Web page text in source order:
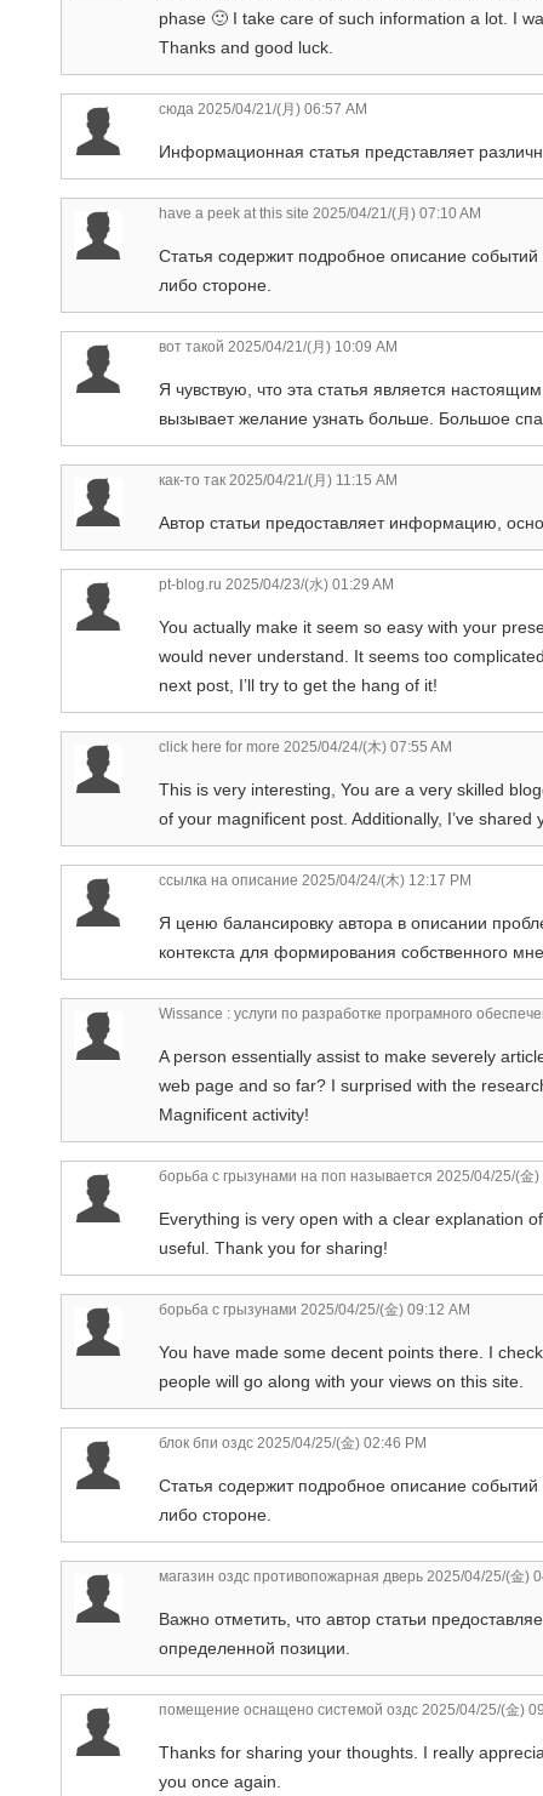
phase 🙂 I take care of such information a lot. I
Thanks and good luck.
сюда 2025/04/21/(月) 06:57 AM
Информационная статья представляет
have a peek at this site 2025/04/21/(月) 07:10 AM
Статья содержит подробное описание
либо стороне.
вот такой 2025/04/21/(月) 10:09 AM
Я чувствую, что эта статья является
вызывает желание узнать больше. Большое
как-то так 2025/04/21/(月) 11:15 AM
Автор статьи предоставляет информацию,
pt-blog.ru 2025/04/23/(水) 01:29 AM
You actually make it seem so easy with your
would never understand. It seems too
next post, I’ll try to get the hang of it!
click here for more 2025/04/24/(木) 07:55 AM
This is very interesting, You are a very skilled
of your magnificent post. Additionally, I’ve
ссылка на описание 2025/04/24/(木) 12:17 PM
Я ценю балансировку автора в описании
контекста для формирования собственного
Wissance : услуги по разработке програмного
A person essentially assist to make severely
web page and so far? I surprised with the
Magnificent activity!
борьба с грызунами на поп называется 2025/04/25/(金)
Everything is very open with a clear explanation
useful. Thank you for sharing!
борьба с грызунами 2025/04/25/(金) 09:12 AM
You have made some decent points there. I
people will go along with your views on this site.
блок бпи оздс 2025/04/25/(金) 02:46 PM
Статья содержит подробное описание
либо стороне.
магазин оздс противопожарная дверь 2025/04/25/(金)
Важно отметить, что автор статьи
определенной позиции.
помещение оснащено системой оздс 2025/04/25/(金)
Thanks for sharing your thoughts. I really
you once again.